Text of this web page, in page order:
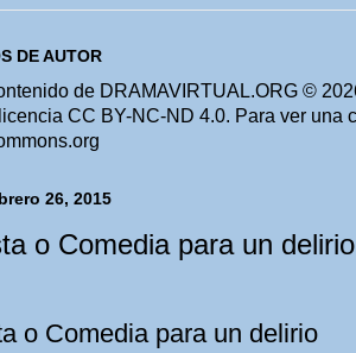
DE AUTOR
de DRAMAVIRTUAL.ORG ©
CC BY-NC-ND 4.0. Para ver una
26, 2015
o Comedia para un
o Comedia para un delirio